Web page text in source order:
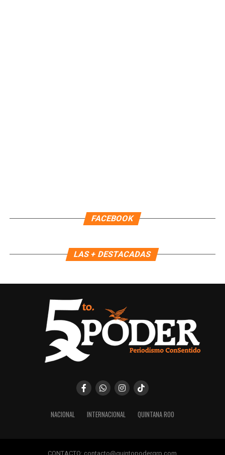
FACEBOOK
LAS + DESTACADAS
NACIONAL INTERNACIONAL QUINTANA ROO
CONTACTO: contacto@quintopoderqrp.com